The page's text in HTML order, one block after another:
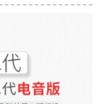
全国民カラオケコン
たマイクを生放送し
ます。ミニ+E 300さ
んはマックスの公式
標準装備を持ってい